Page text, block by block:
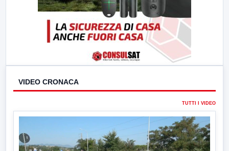
VIDEO CRONACA
TUTTI I VIDEO